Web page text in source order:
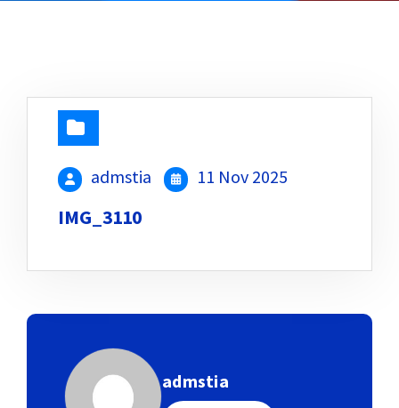
admstia 11 Nov 2025
IMG_3110
admstia